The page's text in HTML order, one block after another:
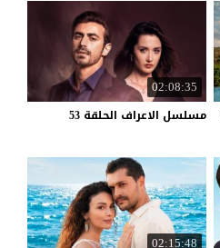
02:08:35
مسلسل الاعراف الحلقة 53
02:15:48